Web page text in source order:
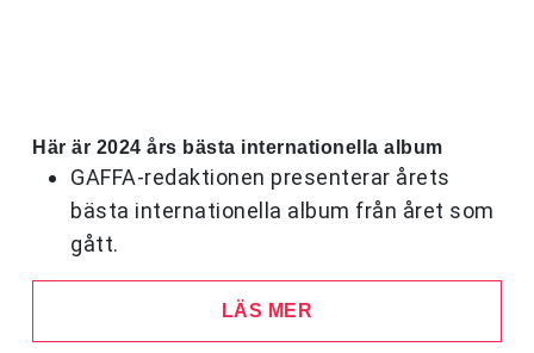
Här är 2024 års bästa internationella album
GAFFA-redaktionen presenterar årets
bästa internationella album från året som
gått.
LÄS MER